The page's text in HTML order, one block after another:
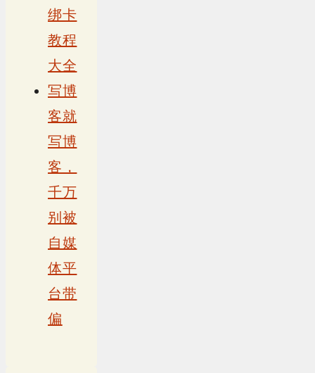
绑卡
教程
大全
写博
客就
写博
客，
千万
别被
自媒
体平
台带
偏